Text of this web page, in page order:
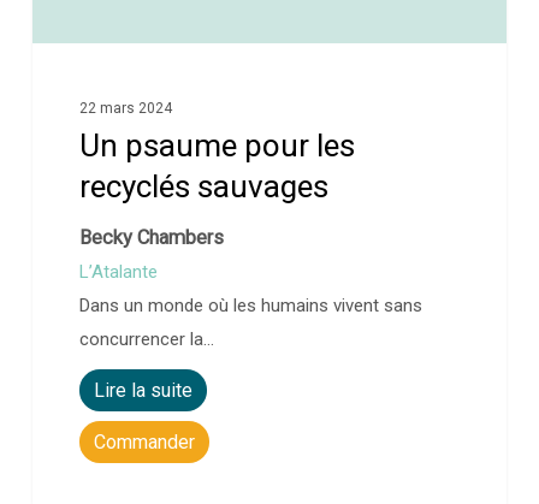
22 mars 2024
Un psaume pour les
recyclés sauvages
Becky Chambers
L’Atalante
Dans un monde où les humains vivent sans
concurrencer la…
Lire la suite
Commander